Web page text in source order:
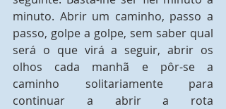
minuto. Abrir um caminho, passo a
passo, golpe a golpe, sem saber qual
será o que virá a seguir, abrir os
olhos cada manhã e pôr-se a
caminho solitariamente para
continuar a abrir a rota